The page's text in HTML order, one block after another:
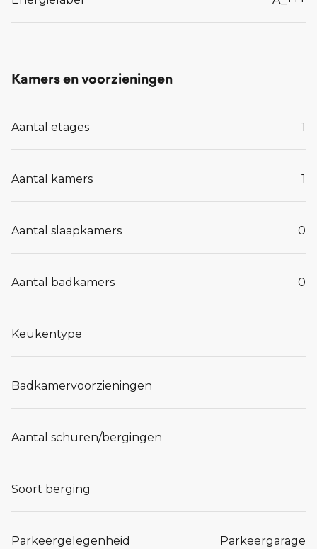
Kamers en voorzieningen
Aantal etages 1
Aantal kamers 1
Aantal slaapkamers 0
Aantal badkamers 0
Keukentype
Badkamervoorzieningen
Aantal schuren/bergingen
Soort berging
Parkeergelegenheid Parkeergarage